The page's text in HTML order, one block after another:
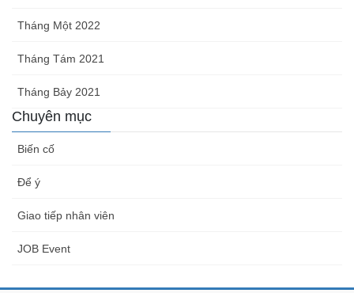
Tháng Một 2022
Tháng Tám 2021
Tháng Bảy 2021
Chuyên mục
Biến cố
Để ý
Giao tiếp nhân viên
JOB Event